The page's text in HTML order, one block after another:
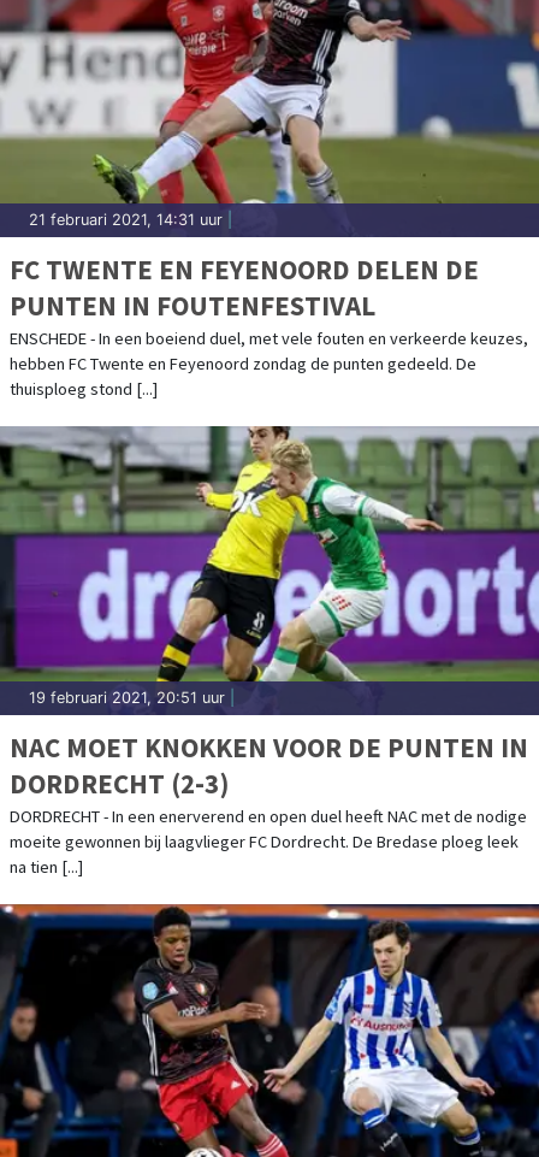
21 februari 2021, 14:31 uur
FC TWENTE EN FEYENOORD DELEN DE
PUNTEN IN FOUTENFESTIVAL
ENSCHEDE - In een boeiend duel, met vele fouten en verkeerde keuzes,
hebben FC Twente en Feyenoord zondag de punten gedeeld. De
thuisploeg stond [...]
19 februari 2021, 20:51 uur
NAC MOET KNOKKEN VOOR DE PUNTEN IN
DORDRECHT (2-3)
DORDRECHT - In een enerverend en open duel heeft NAC met de nodige
moeite gewonnen bij laagvlieger FC Dordrecht. De Bredase ploeg leek
na tien [...]